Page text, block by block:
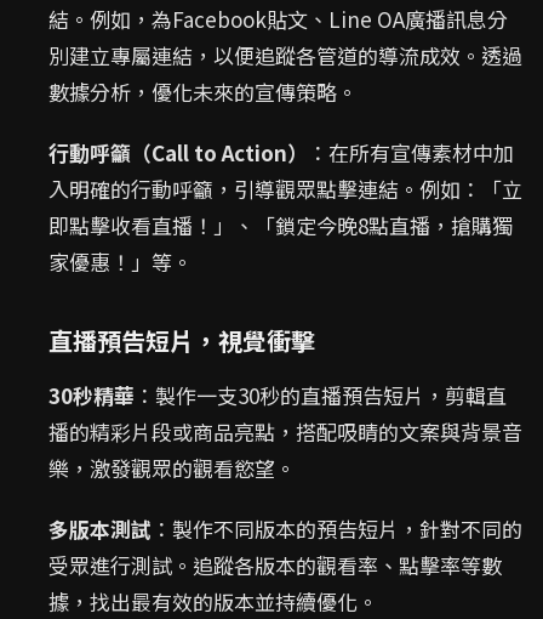
結。例如，為Facebook貼文、Line OA廣播訊息分
別建立專屬連結，以便追蹤各管道的導流成效。透過
數據分析，優化未來的宣傳策略。
行動呼籲（Call to Action）
：在所有宣傳素材中加
入明確的行動呼籲，引導觀眾點擊連結。例如：「立
即點擊收看直播！」、「鎖定今晚8點直播，搶購獨
家優惠！」等。
直播預告短片，視覺衝擊
30秒精華 ：製作一支30秒的直播預告短片，剪輯直
播的精彩片段或商品亮點，搭配吸睛的文案與背景音
樂，激發觀眾的觀看慾望。
多版本測試 ：製作不同版本的預告短片，針對不同的
受眾進行測試。追蹤各版本的觀看率、點擊率等數
據，找出最有效的版本並持續優化。